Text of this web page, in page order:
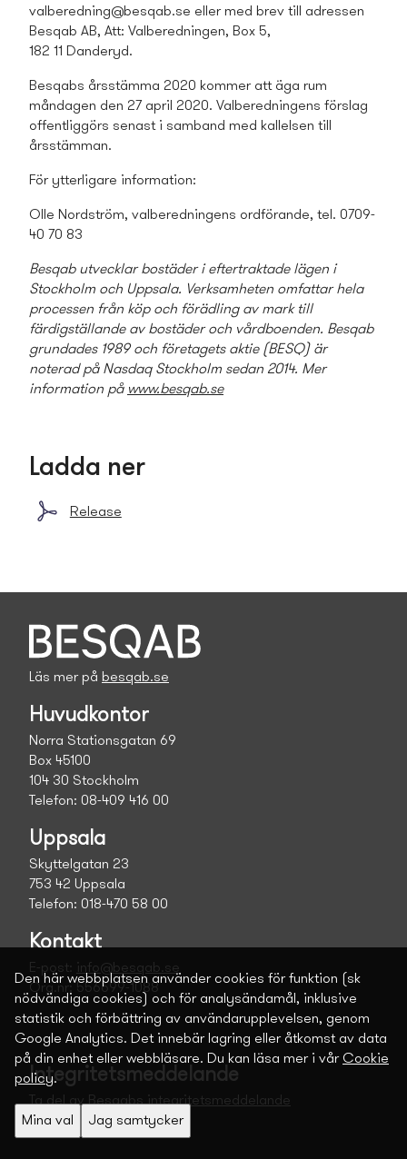
valberedning@besqab.se eller med brev till adressen
Besqab AB, Att: Valberedningen, Box 5,
182 11 Danderyd.
Besqabs årsstämma 2020 kommer att äga rum
måndagen den 27 april 2020. Valberedningens förslag
offentliggörs senast i samband med kallelsen till
årsstämman.
För ytterligare information:
Olle Nordström, valberedningens ordförande, tel. 0709-
40 70 83
Besqab utvecklar bostäder i eftertraktade lägen i
Stockholm och Uppsala. Verksamheten omfattar hela
processen från köp och förädling av mark till
färdigställande av bostäder och vårdboenden. Besqab
grundades 1989 och företagets aktie (BESQ) är
noterad på Nasdaq Stockholm sedan 2014. Mer
information på www.besqab.se
Ladda ner
Release
Läs mer på besqab.se
Huvudkontor
Norra Stationsgatan 69
Box 45100
104 30 Stockholm
Telefon: 08-409 416 00
Uppsala
Skyttelgatan 23
753 42 Uppsala
Telefon: 018-470 58 00
Kontakt
E-post:
info@besqab.se
Org.nr: 556699-1088
Integritetsmeddelande
Ta del av Besqabs integritetsmeddelande
Den här webbplatsen använder cookies för funktion (sk
nödvändiga cookies) och för analysändamål, inklusive
statistik och förbättring av användarupplevelsen, genom
Google Analytics. Det innebär lagring eller åtkomst av data
på din enhet eller webbläsare. Du kan läsa mer i vår Cookie
policy.
Mina val Jag samtycker